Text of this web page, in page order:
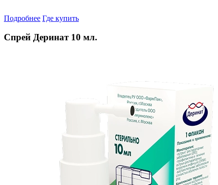
Подробнее Где купить
Спрей Деринат 10 мл.